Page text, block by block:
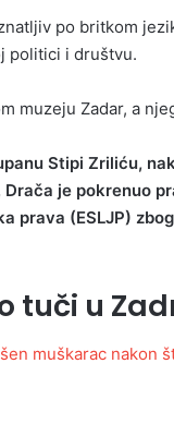
po britkom
politici i društvu.
muzeju Zadar, a
Stipi Zriliću,
je pokrenuo
prava (ESLJP)
tuči u
muškarac nakon